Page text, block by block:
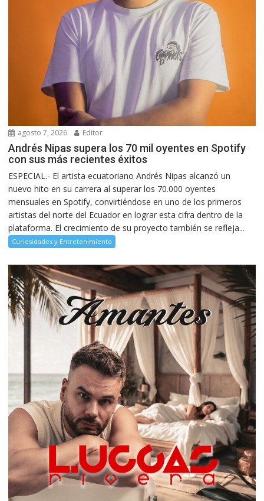
agosto 7, 2026 Editor
Andrés Nipas supera los 70 mil oyentes en Spotify
con sus más recientes éxitos
ESPECIAL.- El artista ecuatoriano Andrés Nipas alcanzó un
nuevo hito en su carrera al superar los 70.000 oyentes
mensuales en Spotify, convirtiéndose en uno de los primeros
artistas del norte del Ecuador en lograr esta cifra dentro de la
plataforma. El crecimiento de su proyecto también se refleja...
Curiosidades y Entretenimiento